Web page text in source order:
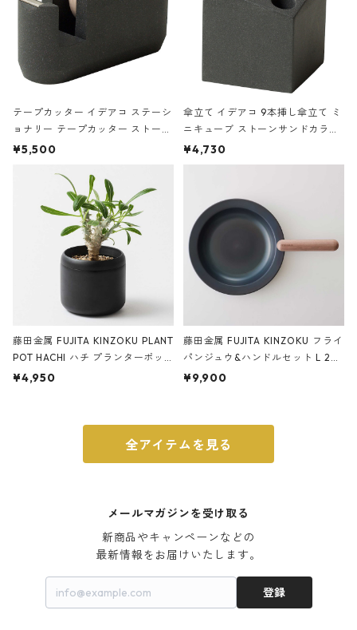
テープカッター イデアコ ステーシ
ョナリー テープカッター ストーン
サンドカラー 石調 ideaco Station
¥5,500
傘立て イデアコ 9本挿し傘立て ミ
ニキューブ ストーンサンドカラー
石調 ideaco Umbrella Stand CUB
E ストーンサンドブラック
¥4,730
藤田金属 FUJITA KINZOKU PLANT
POT HACHI ハチ プランターポッ
ト 3号 ブラック
¥4,950
藤田金属 FUJITA KINZOKU フライ
パンジュウ&ハンドルセット L 24c
m ガス火・IH対応 鉄フライパン
¥9,900
全アイテムを見る
メールマガジンを受け取る
新商品やキャンペーンなどの
最新情報をお届けいたします。
登録